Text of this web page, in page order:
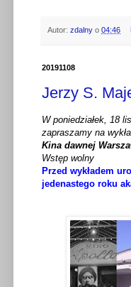
Autor: zdalny o 04:46
20191108
Jerzy S.
W poniedziałek, 18
zapraszamy na
Kina dawnej
Wstęp wolny
Przed wykładem
jedenastego roku